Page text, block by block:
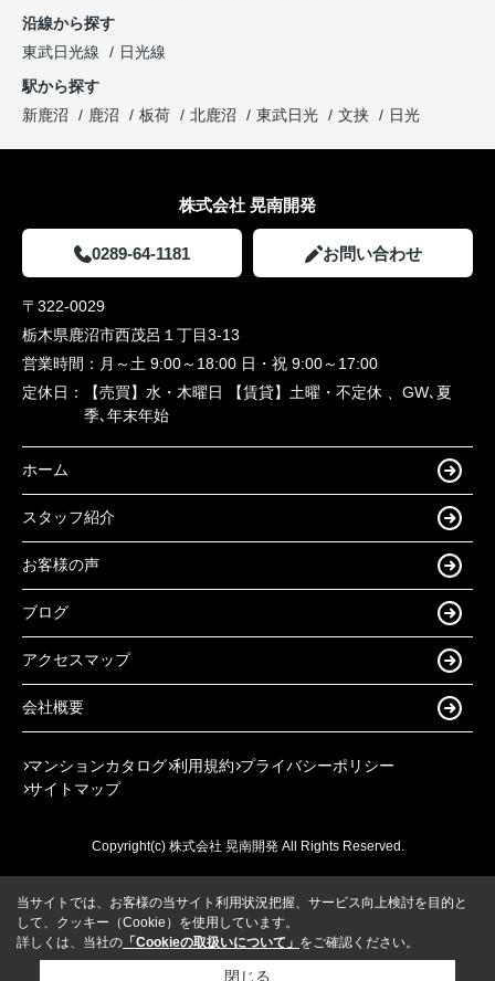
沿線から探す
東武日光線
日光線
駅から探す
新鹿沼
鹿沼 板荷 北鹿沼 東武日光 文挟 日光
株式会社 晃南開発
0289-64-1181 お問い合わせ
〒322-0029
栃木県鹿沼市西茂呂１丁目3-13
営業時間： 月～土 9:00～18:00 日・祝 9:00～17:00
定休日：
【売買】水・木曜日 【賃貸】土曜・不定休 、GW､夏
季､年末年始
ホーム
スタッフ紹介
お客様の声
ブログ
アクセスマップ
会社概要
マンションカタログ 利用規約 プライバシーポリシー
サイトマップ
Copyright(c) 株式会社 晃南開発 All Rights Reserved.
当サイトでは、お客様の当サイト利用状況把握、サービス向上検討を目的と
して、クッキー（Cookie）を使用しています。
詳しくは、当社の 「Cookieの取扱いについて」 をご確認ください。
閉じる